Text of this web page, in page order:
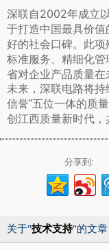
深联自2002年成立
于打造中国最具价
好的社会口碑。此
标准服务、精细化
省对企业产品质量在
未来，深联电路将持
信誉”五位一体的质
创江西质量新时代，
分享到:
关于"技术支持"的文章